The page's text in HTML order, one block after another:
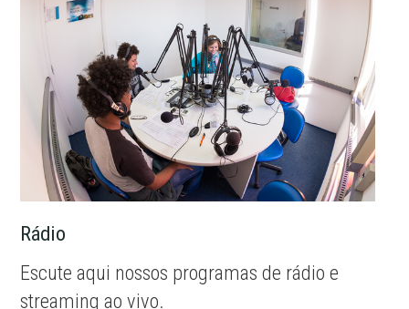
Rádio
Escute aqui nossos programas de rádio e
streaming ao vivo.